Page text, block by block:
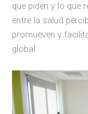
que piden y lo que
entre la salud
promueven y
global.